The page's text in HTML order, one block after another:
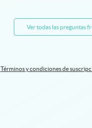
Ver todas las preguntas
Términos y condiciones de